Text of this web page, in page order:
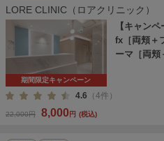
LORE CLINIC（ロアクリニック）
期間限定キャンペーン
【キャン
fx［両頬＋
ーマ［両頬
4.6 （4件）
22,000円 8,000円 (税込)